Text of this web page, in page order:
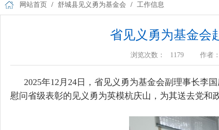
网站首页 / 舒城县见义勇为基金会 / 工作信息
省见义勇为基金会
浏览次数： 1179 作者
2025年12月24日，省见义勇为基金会副理事长李
慰问省级表彰的见义勇为英模杭庆山，为其送去党和